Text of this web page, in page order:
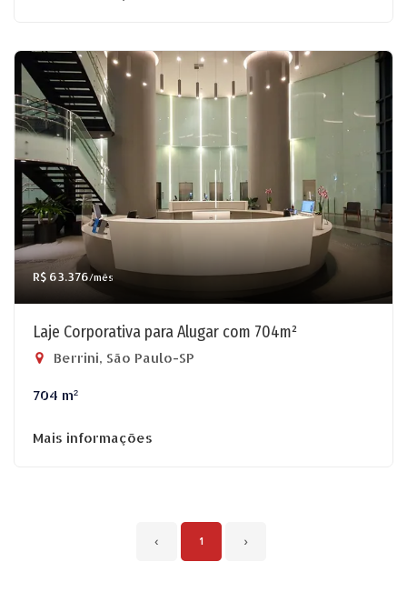
R$ 63.376/mês
Laje Corporativa para Alugar com 704m²
Berrini, São Paulo-SP
704 m²
Mais informações
‹ 1 ›